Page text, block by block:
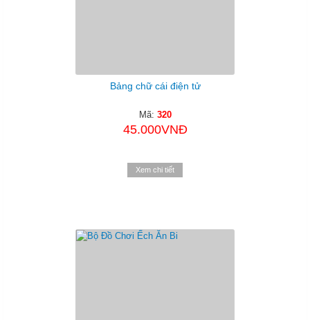
Bảng chữ cái điện tử
Mã: 320
45.000VNĐ
Xem chi tiết